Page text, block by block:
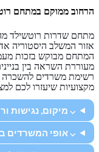
הרחוב ממוקם במתחם
מתחם שדרות רוטשילד
אזור המשלב היסטוריה
המתחם מבוקש בזכות
רשימת משרדים להשכרה
מקצועיות שיעזרו לכם
⌵ מיקום, נגישות
⌵ אופי המשרדים